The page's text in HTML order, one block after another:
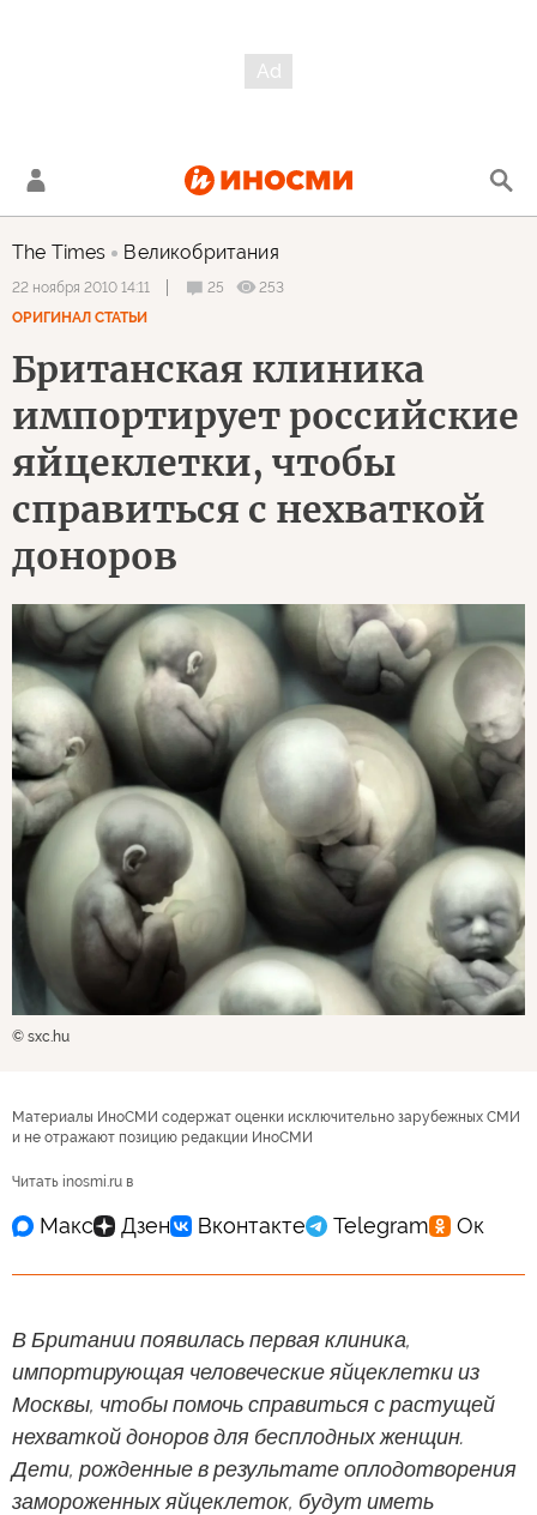
The Times Великобритания
22 ноября 2010 14:11 25
253
ОРИГИНАЛ СТАТЬИ
Британская клиника
импортирует российские
яйцеклетки, чтобы
справиться с нехваткой
доноров
© sxc.hu
Материалы ИноСМИ содержат оценки исключительно зарубежных СМИ
и не отражают позицию редакции ИноСМИ
Читать inosmi.ru в
В Британии появилась первая клиника,
импортирующая человеческие яйцеклетки из
Москвы, чтобы помочь справиться с растущей
нехваткой доноров для бесплодных женщин.
Дети, рожденные в результате оплодотворения
замороженных яйцеклеток, будут иметь